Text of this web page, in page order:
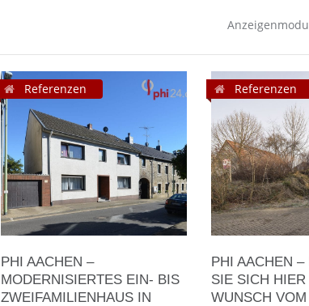
Referenzen
PHI AACHEN –
MODERNISIERTES EIN- BIS
ZWEIFAMILIENHAUS IN
Referenzen
PHI AACHEN –
SIE SICH
WUNSCH